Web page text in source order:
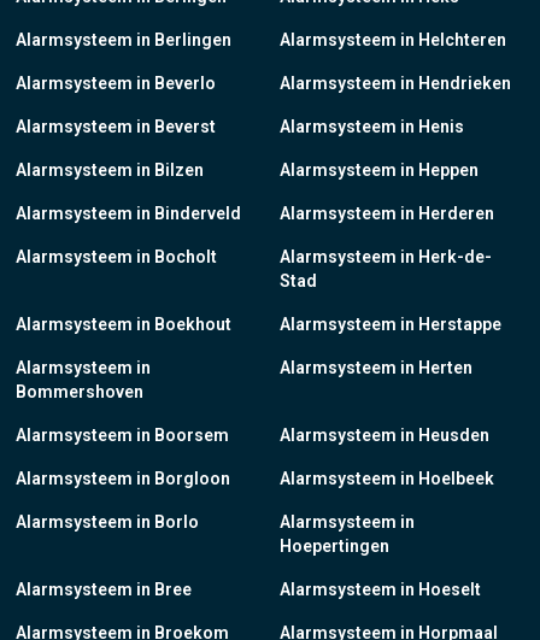
Alarmsysteem in Berlingen
Alarmsysteem in Beverlo
Alarmsysteem in Beverst
Alarmsysteem in Bilzen
Alarmsysteem in Binderveld
Alarmsysteem in Bocholt
Alarmsysteem in Boekhout
Alarmsysteem in
Bommershoven
Alarmsysteem in Boorsem
Alarmsysteem in Borgloon
Alarmsysteem in Borlo
Alarmsysteem in Bree
Alarmsysteem in Broekom
Alarmsysteem in Helchteren
Alarmsysteem in Hendrieken
Alarmsysteem in Henis
Alarmsysteem in Heppen
Alarmsysteem in Herderen
Alarmsysteem in Herk-de-
Stad
Alarmsysteem in Herstappe
Alarmsysteem in Herten
Alarmsysteem in Heusden
Alarmsysteem in Hoelbeek
Alarmsysteem in
Hoepertingen
Alarmsysteem in Hoeselt
Alarmsysteem in Horpmaal